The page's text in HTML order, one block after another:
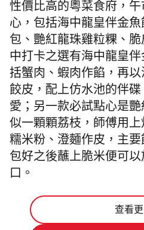
性價比高的粵菜食府，
心，包括海中龍皇伴金
包、艷紅龍珠雞粒粿、
中打卡之選有海中龍皇
括蟹肉、蝦肉作餡， 再以
餃皮，配上仿水池的伴
愛； 另一款必試點心是
似一顆顆荔枝，師傅用
糯米粉、 澄麵作皮，主要
包好之後蘸上脆米便可
口。
查看